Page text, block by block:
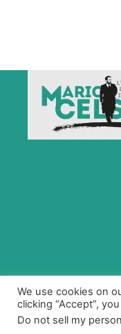
We use cookies on
clicking “Accept”,
Do not sell my